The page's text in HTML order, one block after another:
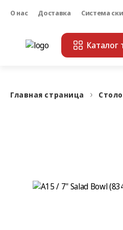
О нас Доставка Система
Каталог
Главная страница